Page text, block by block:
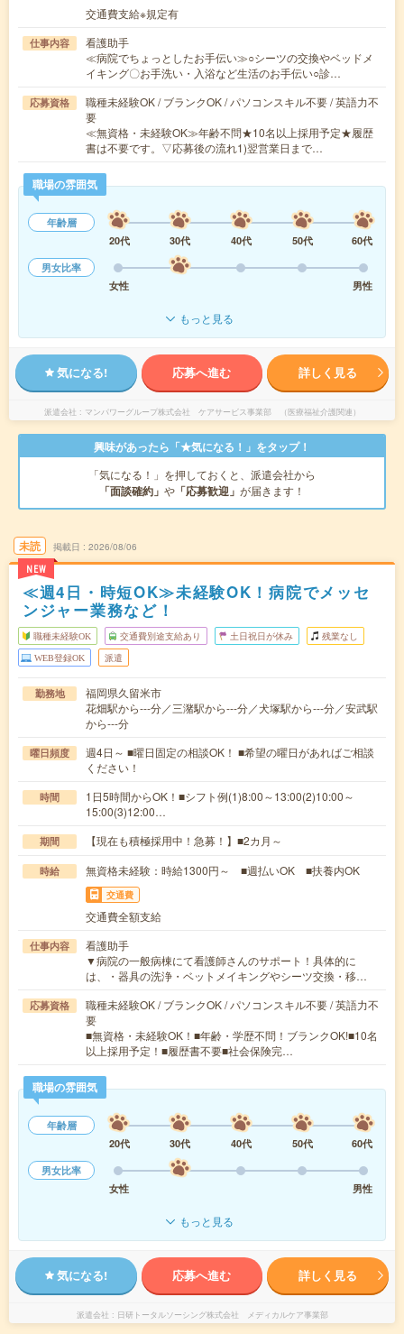
交通費支給※規定有
仕事内容
看護助手
≪病院でちょっとしたお手伝い≫○シーツの交換やベッドメ
イキング〇お手洗い・入浴など生活のお手伝い○診…
応募資格
職種未経験OK / ブランクOK / パソコンスキル不要 / 英語力不
要
≪無資格・未経験OK≫年齢不問★10名以上採用予定★履歴
書は不要です。▽応募後の流れ1)翌営業日まで…
職場の雰囲気
年齢層
20代
30代 40代 50代
60代
男女比率
女性
男性
もっと見る
気になる! 応募へ進む 詳しく見る
派遣会社 マンパワーグループ株式会社 ケアサービス事業部 （医療福祉介護関連）
興味があったら「★気になる！」をタップ！
「気になる！」を押しておくと、派遣会社から
「面談確約」 や 「応募歓迎」 が届きます！
未読
NEW
掲載日 2026/08/06
≪週4日・時短OK≫未経験OK！病院でメッセ
ンジャー業務など！
職種未経験OK 交通費別途支給あり 土日祝日が休み 残業なし
WEB登録OK 派遣
勤務地
福岡県久留米市
花畑駅から---分／三潴駅から---分／犬塚駅から---分／安武駅
から---分
曜日頻度
週4日～ ■曜日固定の相談OK！ ■希望の曜日があればご相談
ください！
時間
1日5時間からOK！■シフト例(1)8:00～13:00(2)10:00～
15:00(3)12:00…
期間 【現在も積極採用中！急募！】■2カ月～
時給 無資格未経験：時給1300円～ ■週払いOK ■扶養内OK
交通費
交通費全額支給
仕事内容
看護助手
▼病院の一般病棟にて看護師さんのサポート！具体的に
は、・器具の洗浄・ベットメイキングやシーツ交換・移…
応募資格
職種未経験OK / ブランクOK / パソコンスキル不要 / 英語力不
要
■無資格・未経験OK！■年齢・学歴不問！ブランクOK!■10名
以上採用予定！■履歴書不要■社会保険完…
職場の雰囲気
年齢層
20代
30代 40代 50代
60代
男女比率
女性
男性
もっと見る
気になる! 応募へ進む 詳しく見る
派遣会社 日研トータルソーシング株式会社 メディカルケア事業部